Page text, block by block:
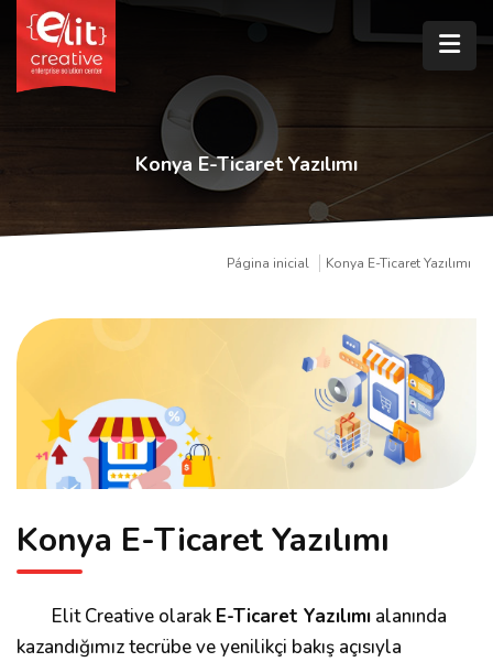
Konya E-Ticaret Yazılımı
Página inicial Konya E-Ticaret Yazılımı
Konya E-Ticaret Yazılımı
Elit Creative olarak E-Ticaret Yazılımı alanında
kazandığımız tecrübe ve yenilikçi bakış açısıyla